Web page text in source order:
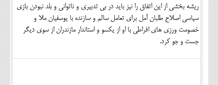
ریشه بخشی از این اتفاق را نیز باید در بی تدبیری و ناتوانی و بلد نبودن بازی
سیاسی اصلاح طلبان آمل برای تعامل سالم و سازنده با یوسفیان ملا و
خصومت ورزی های افراطی با او از یکسو و استاندار مازندران از سوی دیگر
جست و جو کرد.